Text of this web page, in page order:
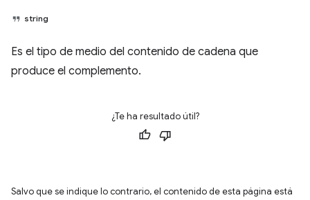
string
Es el tipo de medio del contenido de cadena que
produce el complemento.
¿Te ha resultado útil?
Salvo que se indique lo contrario, el contenido de esta página está